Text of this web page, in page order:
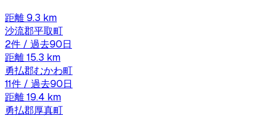
距離9.3 km
沙流郡平取町
2件 / 過去90日
距離15.3 km
勇払郡むかわ町
11件 / 過去90日
距離19.4 km
勇払郡厚真町